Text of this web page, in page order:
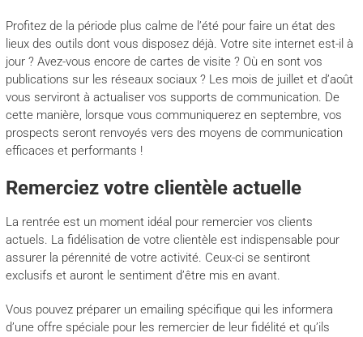
Profitez de la période plus calme de l’été pour faire un état des
lieux des outils dont vous disposez déjà. Votre site internet est-il à
jour ? Avez-vous encore de cartes de visite ? Où en sont vos
publications sur les réseaux sociaux ? Les mois de juillet et d’août
vous serviront à actualiser vos supports de communication. De
cette manière, lorsque vous communiquerez en septembre, vos
prospects seront renvoyés vers des moyens de communication
efficaces et performants !
Remerciez votre clientèle actuelle
La rentrée est un moment idéal pour remercier vos clients
actuels. La fidélisation de votre clientèle est indispensable pour
assurer la pérennité de votre activité. Ceux-ci se sentiront
exclusifs et auront le sentiment d’être mis en avant.
Vous pouvez préparer un emailing spécifique qui les informera
d’une offre spéciale pour les remercier de leur fidélité et qu’ils